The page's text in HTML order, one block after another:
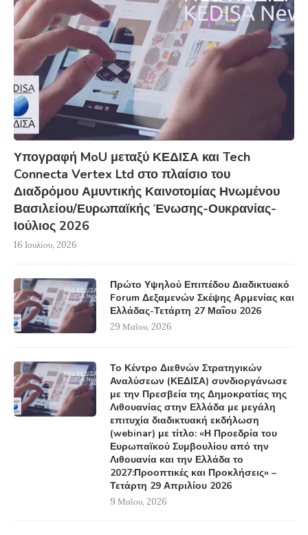
Υπογραφή MoU μεταξύ ΚΕΔΙΣΑ και Tech
Connecta Vertex Ltd στο πλαίσιο του
Διαδρόμου Αμυντικής Καινοτομίας Ηνωμένου
Βασιλείου/Ευρωπαϊκής Ένωσης-Ουκρανίας-
Ιούλιος 2026
16 Ιουλίου, 2026
Πρώτο Υψηλού Επιπέδου Διαδικτυακό
Forum Δεξαμενών Σκέψης Αρμενίας και
Ελλάδας-Τετάρτη 27 Μαΐου 2026
29 Μαΐου, 2026
Το Κέντρο Διεθνών Στρατηγικών
Αναλύσεων (ΚΕΔΙΣΑ) συνδιοργάνωσε
με την Πρεσβεία της Δημοκρατίας της
Λιθουανίας στην Ελλάδα με μεγάλη
επιτυχία διαδικτυακή εκδήλωση
(webinar) με τίτλο: «Η Προεδρία του
Ευρωπαϊκού Συμβουλίου από την
Λιθουανία και την Ελλάδα το
2027:Προοπτικές και Προκλήσεις» –
Τετάρτη 29 Απριλίου 2026
9 Μαΐου, 2026